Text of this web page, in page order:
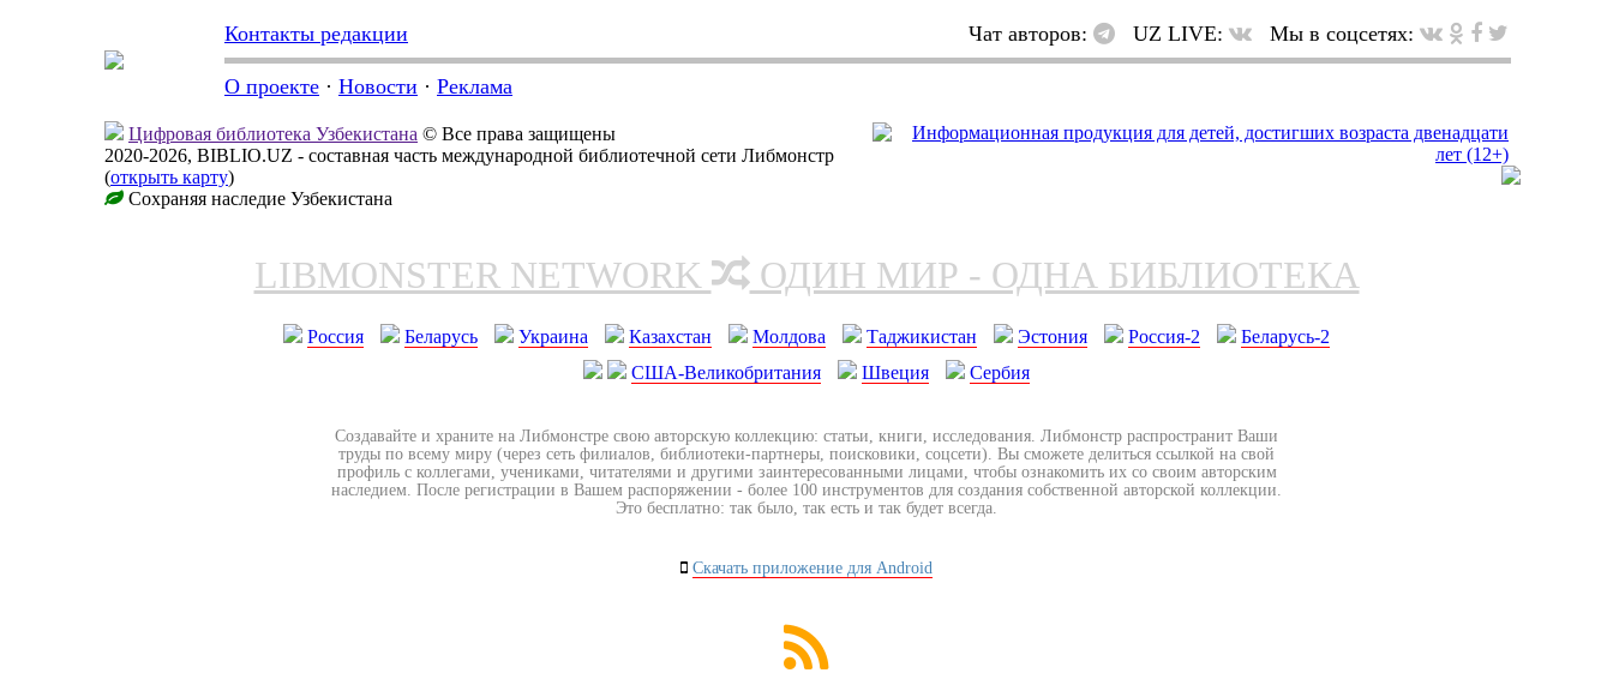
Контакты редакции Чат авторов: UZ LIVE: Мы в соцсетях:
О проекте · Новости · Реклама
Цифровая библиотека Узбекистана © Все права защищены
2020-2026, BIBLIO.UZ - составная часть международной библиотечной сети Либмонстр
(открыть карту)
Сохраняя наследие Узбекистана
LIBMONSTER NETWORK ОДИН МИР - ОДНА БИБЛИОТЕКА
Россия Беларусь Украина Казахстан Молдова Таджикистан Эстония Россия-2
Беларусь-2
США-Великобритания
Швеция Сербия
Создавайте и храните на Либмонстре свою авторскую коллекцию: статьи, книги, исследования. Либмонстр распространит Ваши
труды по всему миру (через сеть филиалов, библиотеки-партнеры, поисковики, соцсети). Вы сможете делиться ссылкой на свой
профиль с коллегами, учениками, читателями и другими заинтересованными лицами, чтобы ознакомить их со своим авторским
наследием. После регистрации в Вашем распоряжении - более 100 инструментов для создания собственной авторской коллекции.
Это бесплатно: так было, так есть и так будет всегда.
Скачать приложение для Android